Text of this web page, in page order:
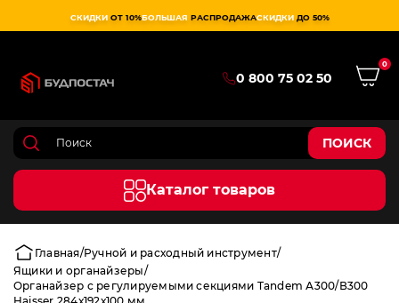
СКИДКИ ОТ 10%БОЛЬШАЯ РАСПРОДАЖАСКИДКИ ДО 50%
0 800 75 02 50
0
ПОИСК
Каталог товаров
Главная Ручной и расходный инструмент
Ящики и органайзеры
Органайзер с регулируемыми секциями Tandem А300/В300